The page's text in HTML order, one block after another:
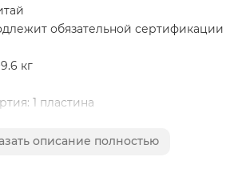
обязательной сертификации
кг
1 пластина
полиуретана применяются в
описание полностью